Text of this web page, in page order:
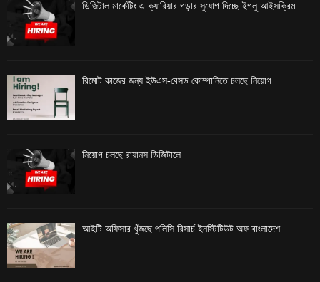
ডিজিটাল মার্কেটিং এ ক্যারিয়ার গড়ার সুযোগ দিচ্ছে ইগলু আইসক্রিম
রিমোট কাজের জন্য ইউএস-বেসড কোম্পানিতে চলছে নিয়োগ
নিয়োগ চলছে রায়ানস ডিজিটালে
আইটি অফিসার খুঁজছে পলিসি রিসার্চ ইনস্টিটিউট অফ বাংলাদেশ